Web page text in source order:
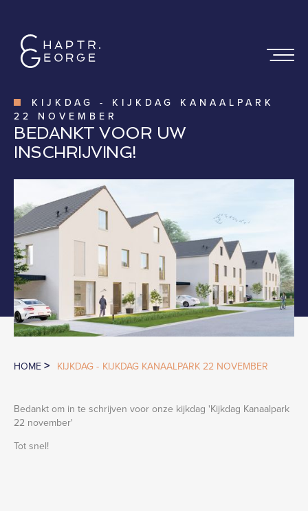
KIJKDAG - KIJKDAG KANAALPARK
22 NOVEMBER
BEDANKT VOOR UW
INSCHRIJVING!
HOME> KIJKDAG - KIJKDAG KANAALPARK 22 NOVEMBER
Bedankt om in te schrijven voor onze kijkdag 'Kijkdag Kanaalpark
22 november'
Tot snel!